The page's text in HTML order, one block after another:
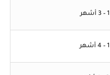
1 – 3 أشهر
1 – 4 أشهر